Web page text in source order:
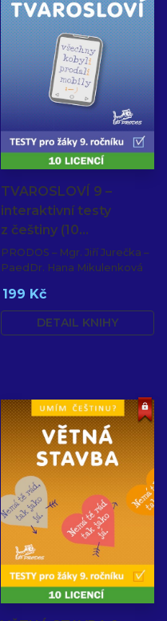
TVAROSLOVÍ 9 –
interaktivní testy
z češtiny (10…
PRODOS – Mgr. Jiří Jurečka –
PaedDr. Hana Mikulenková
199 Kč
DETAIL KNIHY